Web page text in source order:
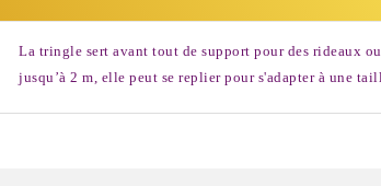
La tringle sert avant tout de support pour des rideaux
jusqu’à 2 m, elle peut se replier pour s'adapter à une